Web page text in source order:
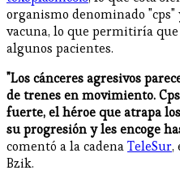
organismo denominado
vacuna, lo que permitiría
algunos pacientes.
"Los cánceres agresivos
de trenes en movimiento.
fuerte, el héroe que atrapa
su progresión y les encoge
comentó a la cadenaTeleSur,
Bzik.